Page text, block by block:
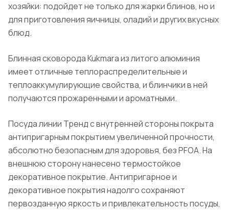
хозяйки: подойдет не только для жарки блинов, но и
для приготовления яичницы, оладий и других вкусных
блюд.
Блинная сковорода Kukmara из литого алюминия
имеет отличные теплораспределительные и
теплоаккумулирующие свойства, и блинчики в ней
получаются прожаренными и ароматными.
Посуда линии Тренд с внутренней стороны покрыта
антипригарным покрытием увеличенной прочности,
абсолютно безопасным для здоровья, без PFOA. На
внешнюю сторону нанесено термостойкое
декоративное покрытие. Антипригарное и
декоративное покрытия надолго сохраняют
первозданную яркость и привлекательность посуды,